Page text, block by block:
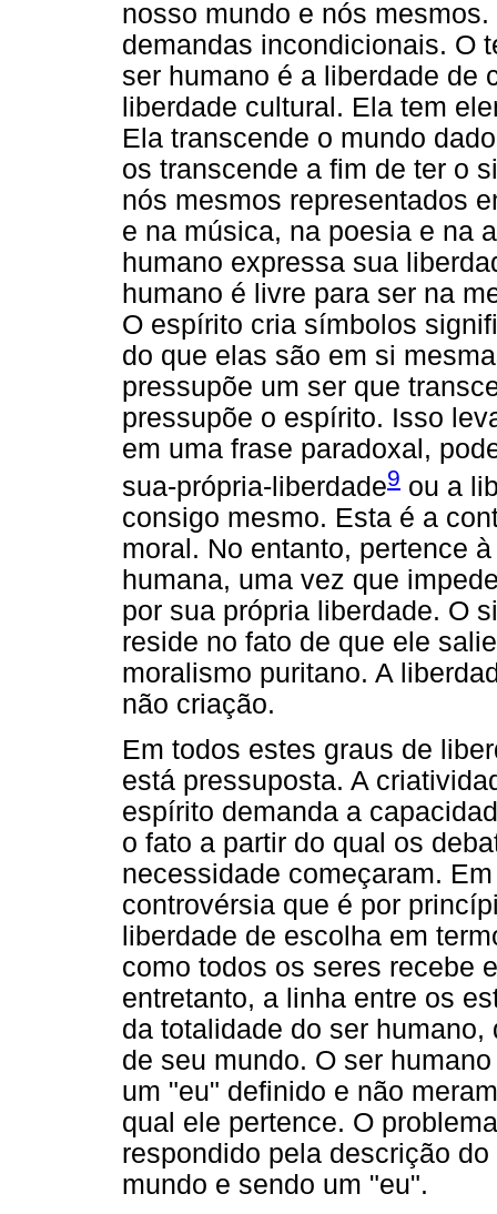
nosso mundo e nós
demandas incondicionais. O
ser humano é a liberdade de
liberdade cultural. Ela tem
Ela transcende o mundo
os transcende a fim de ter o
nós mesmos representados
e na música, na poesia e na
humano expressa sua
humano é livre para ser na
O espírito cria símbolos
do que elas são em si
pressupõe um ser que
pressupõe o espírito. Isso
em uma frase paradoxal,
sua-própria-liberdade9 ou a
consigo mesmo. Esta é a
moral. No entanto, pertence
humana, uma vez que
por sua própria liberdade. O
reside no fato de que ele
moralismo puritano. A
não criação.
Em todos estes graus de
está pressuposta. A
espírito demanda a
o fato a partir do qual os
necessidade começaram.
controvérsia que é por
liberdade de escolha em
como todos os seres recebe
entretanto, a linha entre os
da totalidade do ser
de seu mundo. O ser
um "eu" definido e não
qual ele pertence. O
respondido pela descrição
mundo e sendo um "eu".